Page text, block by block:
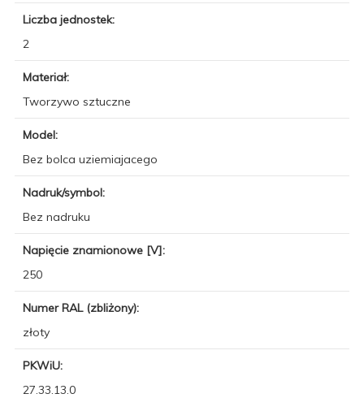
Liczba jednostek:
2
Materiał:
Tworzywo sztuczne
Model:
Bez bolca uziemiajacego
Nadruk/symbol:
Bez nadruku
Napięcie znamionowe [V]:
250
Numer RAL (zbliżony):
złoty
PKWiU:
27.33.13.0